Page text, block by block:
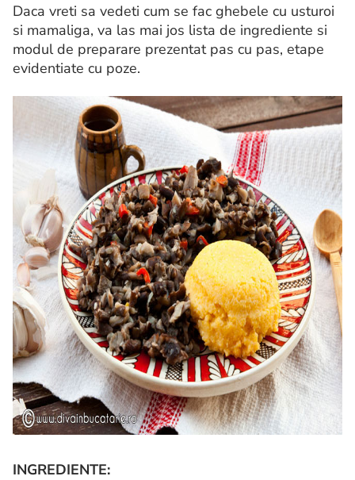
Daca vreti sa vedeti cum se fac ghebele cu usturoi
si mamaliga, va las mai jos lista de ingrediente si
modul de preparare prezentat pas cu pas, etape
evidentiate cu poze.
INGREDIENTE: